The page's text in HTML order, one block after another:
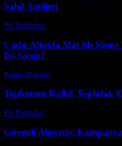
Sahil Tatilleri
PR Publisher-
Çadır Altında Mat Mı
İyi Seçim!
Kamp Alanları
Toplumun Kalbi: Topluluk
PR Publisher-
Güvenli Alışveriş: